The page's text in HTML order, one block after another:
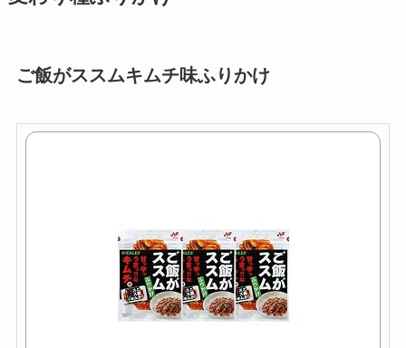
ご飯がススムキムチ味ふりかけ